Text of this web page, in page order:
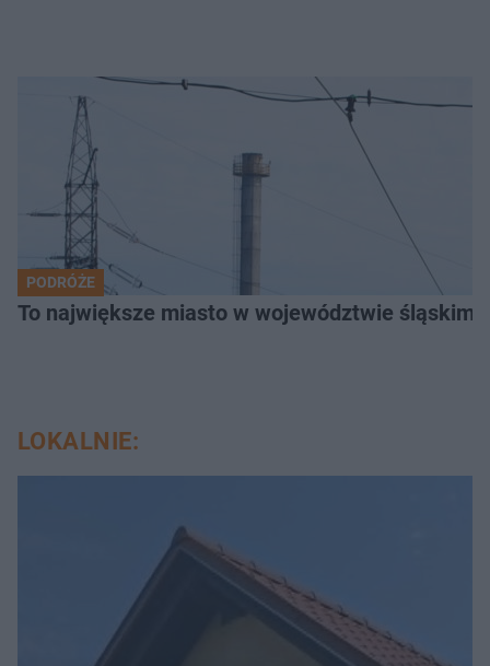
PODRÓŻE
To największe miasto w województwie
LOKALNIE: